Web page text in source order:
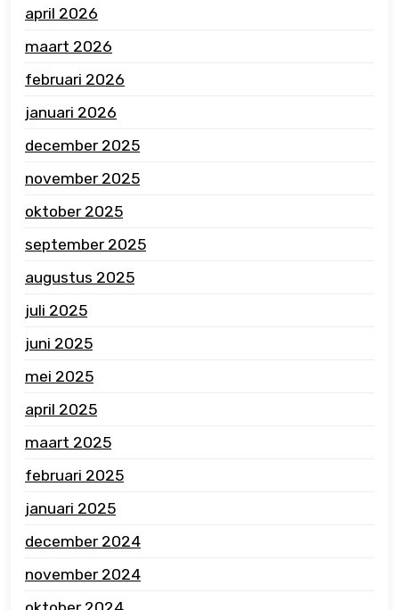
april 2026
maart 2026
februari 2026
januari 2026
december 2025
november 2025
oktober 2025
september 2025
augustus 2025
juli 2025
juni 2025
mei 2025
april 2025
maart 2025
februari 2025
januari 2025
december 2024
november 2024